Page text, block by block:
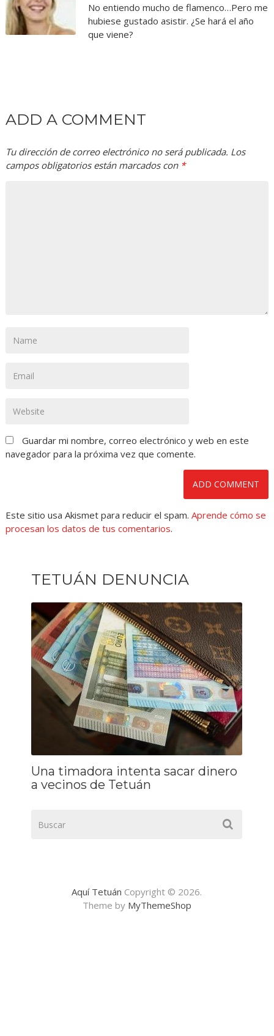
No entiendo mucho de flamenco…Pero me
hubiese gustado asistir. ¿Se hará el año
que viene?
ADD A COMMENT
Tu dirección de correo electrónico no será publicada. Los
campos obligatorios están marcados con *
Guardar mi nombre, correo electrónico y web en este
navegador para la próxima vez que comente.
Este sitio usa Akismet para reducir el spam. Aprende cómo se
procesan los datos de tus comentarios.
TETUÁN DENUNCIA
Una timadora intenta sacar dinero
a vecinos de Tetuán
Aquí Tetuán Copyright © 2026.
Theme by MyThemeShop